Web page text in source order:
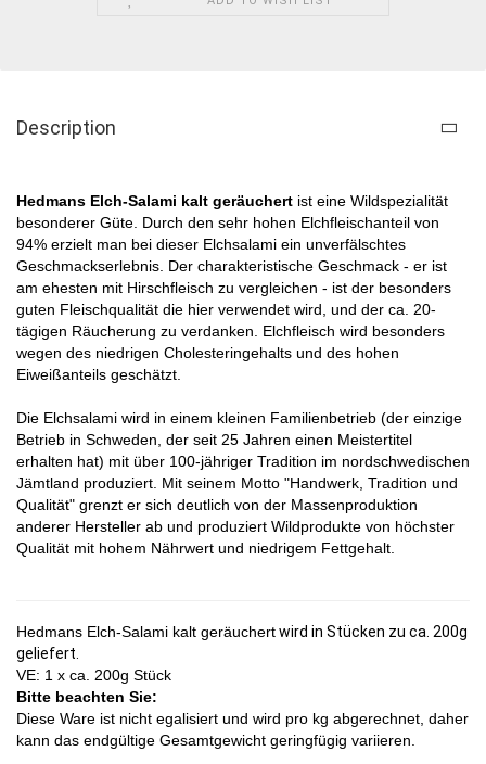
Description
Hedmans Elch-Salami kalt geräuchert ist eine Wildspezialität
besonderer Güte. Durch den sehr hohen Elchfleischanteil von
94% erzielt man bei dieser Elchsalami ein unverfälschtes
Geschmackserlebnis. Der charakteristische Geschmack - er ist
am ehesten mit Hirschfleisch zu vergleichen - ist der besonders
guten Fleischqualität die hier verwendet wird, und der ca. 20-
tägigen Räucherung zu verdanken. Elchfleisch wird besonders
wegen des niedrigen Cholesteringehalts und des hohen
Eiweißanteils geschätzt.
Die Elchsalami wird in einem kleinen Familienbetrieb (der einzige
Betrieb in Schweden, der seit 25 Jahren einen Meistertitel
erhalten hat) mit über 100-jähriger Tradition im nordschwedischen
Jämtland produziert. Mit seinem Motto "Handwerk, Tradition und
Qualität" grenzt er sich deutlich von der Massenproduktion
anderer Hersteller ab und produziert Wildprodukte von höchster
Qualität mit hohem Nährwert und niedrigem Fettgehalt.
Hedmans Elch-Salami kalt geräuchertwird in Stücken zu ca. 200g
geliefert.
VE: 1 x ca. 200g Stück
Bitte beachten Sie:
Diese Ware ist nicht egalisiert und wird pro kg abgerechnet, daher
kann das endgültige Gesamtgewicht geringfügig variieren.